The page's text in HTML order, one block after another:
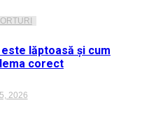
lăptoasă și cum
corect
2026